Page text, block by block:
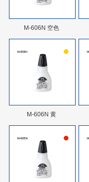
M-606N 空色
M-606N 黄